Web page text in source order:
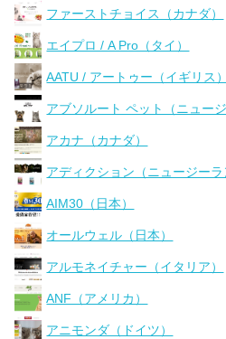
ファーストチョイス（カナダ）
エイプロ / A Pro（タイ）
AATU / アートゥー（イギリス）
アブソルート ペット（ニュージ
アカナ（カナダ）
アディクション（ニュージーラ
AIM30（日本）
オールウェル（日本）
アルモネイチャー（イタリア）
ANF（アメリカ）
アニモンダ（ドイツ）